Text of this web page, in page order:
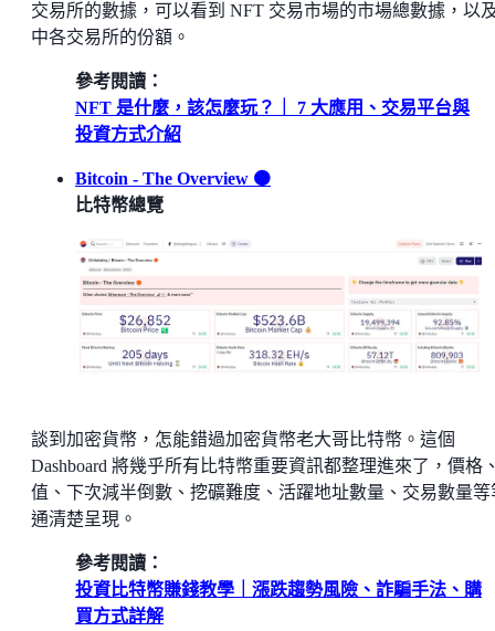
交易所的數據，可以看到 NFT 交易市場的市場總數據，以
中各交易所的份額。
參考閱讀：
NFT 是什麼，該怎麼玩？｜ 7 大應用、交易平台與
投資方式介紹
Bitcoin - The Overview 🟠
比特幣總覽
談到加密貨幣，怎能錯過加密貨幣老大哥比特幣。這個
Dashboard 將幾乎所有比特幣重要資訊都整理進來了，價格
值、下次減半倒數、挖礦難度、活躍地址數量、交易數量等
通清楚呈現。
參考閱讀：
投資比特幣賺錢教學｜漲跌趨勢風險、詐騙手法、購
買方式詳解